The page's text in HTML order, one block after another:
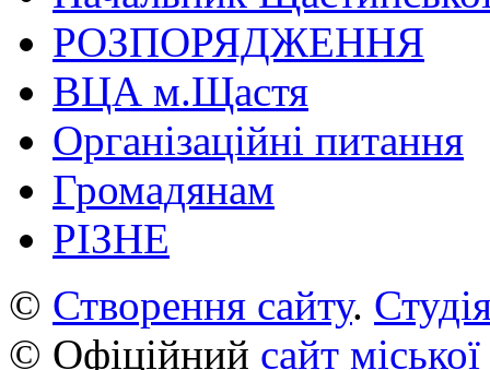
РОЗПОРЯДЖЕННЯ
ВЦА м.Щастя
Організаційні питання
Громадянам
РІЗНЕ
© Створення сайту.
© Офіційний сайт